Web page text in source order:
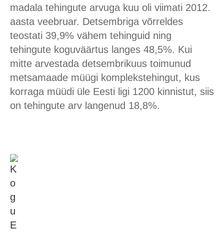
madala tehingute arvuga kuu oli viimati 2012.
aasta veebruar. Detsembriga võrreldes
teostati 39,9% vähem tehinguid ning
tehingute koguväärtus langes 48,5%. Kui
mitte arvestada detsembrikuus toimunud
metsamaade müügi komplekstehingut, kus
korraga müüdi üle Eesti ligi 1200 kinnistut, siis
on tehingute arv langenud 18,8%.